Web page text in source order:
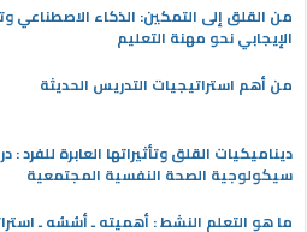
من القلق إلى التمكين: الذكاء الاصطناعي
الإيجابي نحو مهنة التعليم
من أهم استراتيجيات التدريس الحديثة
ديناميكيات القلق وتأثيراتها العابرة للفرد :
سيكولوجية الصحة النفسية المجتمعية
ما هو التعلم النشط : أهميته ـ أسُسُه ـ